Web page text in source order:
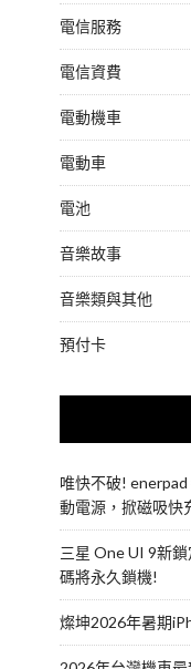
電信服務
電信資費
電動機車
電動車
電池
音樂故事
音樂類與其他
預付卡
唯快不破!
動電源，掀磁吸快
三星 One UI 9新
碼將永久鎖機!
燦坤2026年暑期